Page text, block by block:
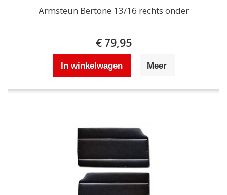
Armsteun Bertone 13/16 rechts onder
€ 79,95
In winkelwagen Meer